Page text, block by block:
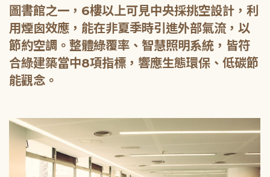
圖書館之一，6樓以上可見中央採挑空設計，利
用煙囪效應，能在非夏季時引進外部氣流，以
節約空調。整體綠覆率、智慧照明系統，皆符
合綠建築當中8項指標，響應生態環保、低碳節
能觀念。